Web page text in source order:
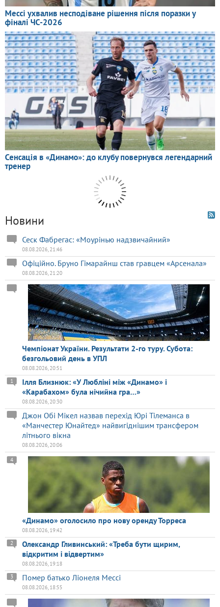
Новини
Сеск Фабрегас: «Моурінью надзвичайний»
08.08.2026, 21:46
Офіційно. Бруно Гімарайнш став гравцем «Арсенала»
08.08.2026, 21:20
Чемпіонат України. Результати 2-го туру. Субота:
безгольовий день в УПЛ
08.08.2026, 20:51
Ілля Близнюк: «У Любліні між «Динамо» і
«Карабахом» була нічийна гра…»
1
08.08.2026, 20:30
Джон Обі Мікел назвав перехід Юрі Тілеманса в
«Манчестер Юнайтед» найвигіднішим трансфером
літнього вікна
08.08.2026, 20:06
«Динамо» оголосило про нову оренду Торреса
4
08.08.2026, 19:42
Олександр Гливинський: «Треба бути щирим,
відкритим і відвертим»
2
08.08.2026, 19:18
Помер батько Ліонеля Мессі
3
08.08.2026, 18:55